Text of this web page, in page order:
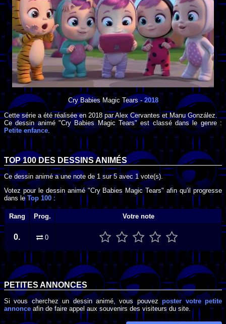
Cry Babies Magic Tears -2018
Cette série a été réalisée en 2018parAlex Cervantes et Manu González.
Ce dessin animé "Cry Babies Magic Tears" est classé dans le genre :
Petite enfance
TOP 100 DES DESSINS ANIMÉS
Ce dessin animé a une note de1 sur5avec 1vote(s).
Votez pour le dessin animé "Cry Babies Magic Tears" afin qu'il progresse
dans le Top 100 :
Rang Prog. Votre note
0. 0
PETITES ANNONCES
Si vous cherchez un dessin animé, vous pouvezposter votre petite
annonceafin de faire appel aux souvenirs des visiteurs du site.